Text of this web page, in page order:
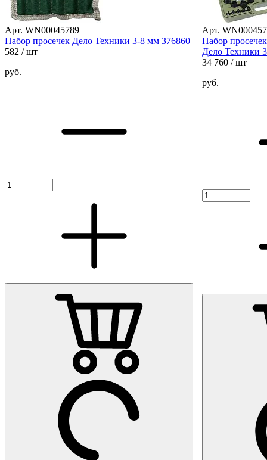
Арт. WN00045789
Набор просечек Дело Техники 3-8 мм 376860
582 / шт
руб.
Арт.
Набор
Дело Техники
34 760 / шт
руб.